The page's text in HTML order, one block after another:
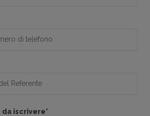
da iscrivere*